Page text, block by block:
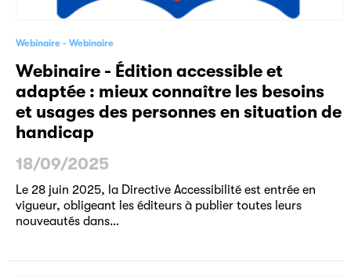
Webinaire Webinaire
Webinaire - Édition accessible et
adaptée : mieux connaître les besoins
et usages des personnes en situation de
handicap
18/09/2025
Le 28 juin 2025, la Directive Accessibilité est entrée en
vigueur, obligeant les éditeurs à publier toutes leurs
nouveautés dans…